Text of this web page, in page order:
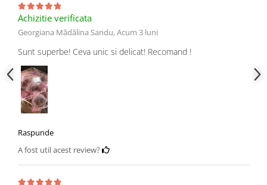
Achizitie verificata
Georgiana Mădălina Sandu,Acum 3 luni
Sunt superbe! Ceva unic si delicat! Recomand !
Raspunde
A fost util acest review?